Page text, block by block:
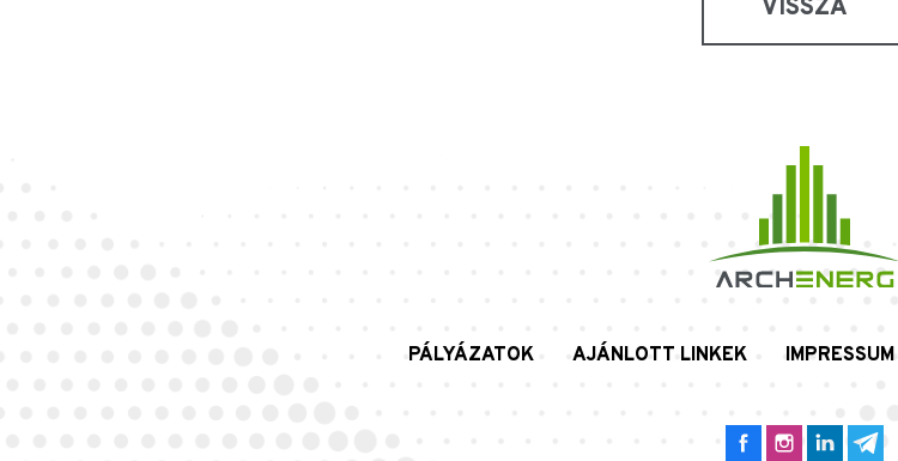
VISSZA
PÁLYÁZATOK AJÁNLOTT LINKEK IMPRESSUM